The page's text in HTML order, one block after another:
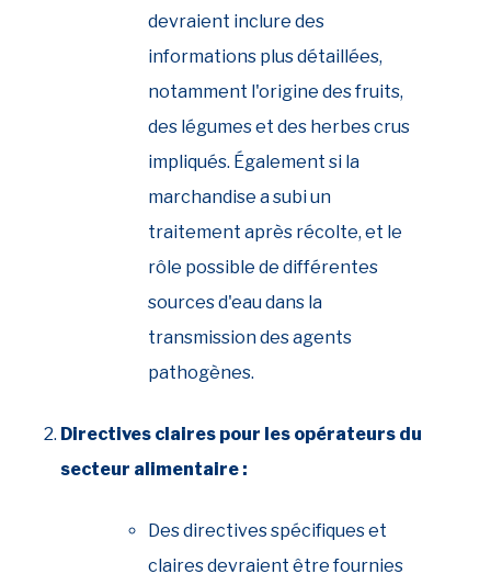
devraient inclure des
informations plus détaillées,
notamment l'origine des fruits,
des légumes et des herbes crus
impliqués. Également si la
marchandise a subi un
traitement après récolte, et le
rôle possible de différentes
sources d'eau dans la
transmission des agents
pathogènes.
Directives claires pour les opérateurs du
secteur alimentaire :
Des directives spécifiques et
claires devraient être fournies